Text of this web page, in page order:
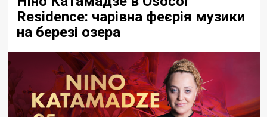
Residence: чарівна феєрія музики
на березі озера